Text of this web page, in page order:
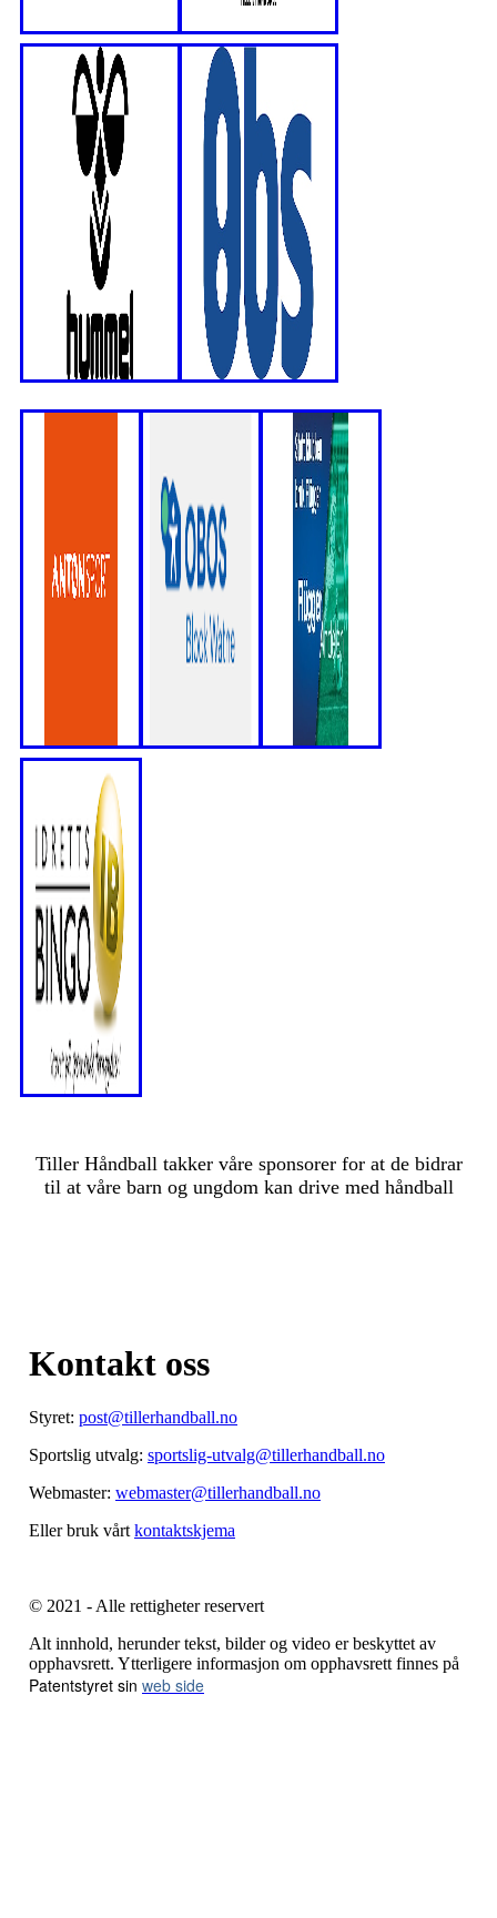
Tiller Håndball takker våre sponsorer for at de bidrar
til at våre barn og ungdom kan drive med håndball
Kontakt oss
Styret: post@tillerhandball.no
Sportslig utvalg: sportslig-utvalg@tillerhandball.no
Webmaster: webmaster@tillerhandball.no
Eller bruk vårt kontaktskjema
© 2021 - Alle rettigheter reservert
Alt innhold, herunder tekst, bilder og video er beskyttet av
opphavsrett. Ytterligere informasjon om opphavsrett finnes på
Patentstyret sin web side